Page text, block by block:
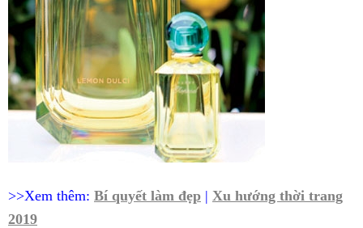
>>Xem thêm: Bí quyết làm đẹp | Xu hướng thời trang
2019